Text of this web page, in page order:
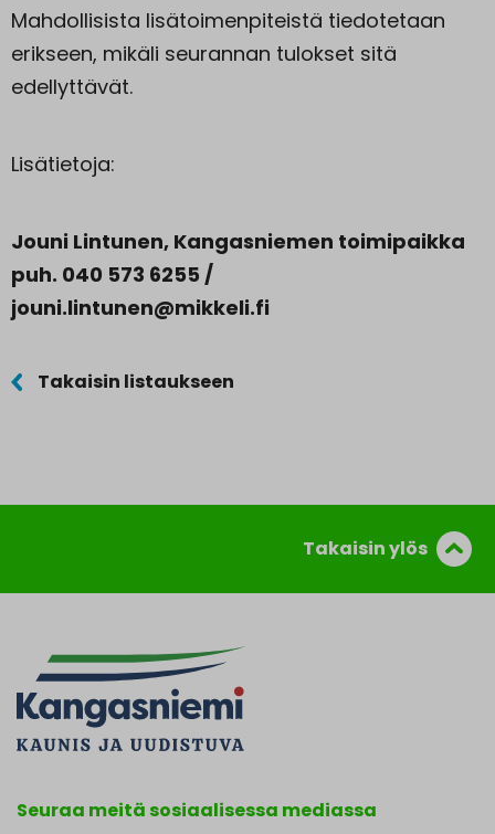
Mahdollisista lisätoimenpiteistä tiedotetaan
erikseen, mikäli seurannan tulokset sitä
edellyttävät.
Lisätietoja:
Jouni Lintunen, Kangasniemen toimipaikka
puh. 040 573 6255 /
jouni.lintunen@mikkeli.fi
Takaisin listaukseen
Takaisin ylös
Seuraa meitä sosiaalisessa mediassa